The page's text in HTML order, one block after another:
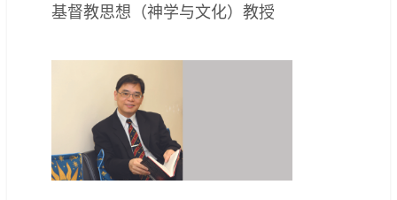
基督教思想（神学与文化）教授